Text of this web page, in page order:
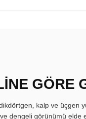
GÖRE
kalp ve üçgen
dengeli görünümü elde